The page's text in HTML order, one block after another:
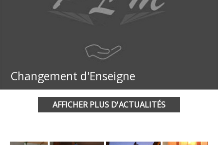
Changement d'Enseigne
AFFICHER PLUS D'ACTUALITÉS